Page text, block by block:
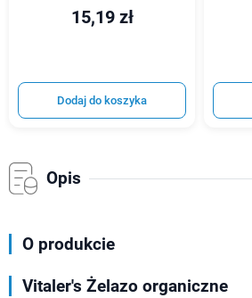
15,19 zł
Dodaj do koszyka
Opis
O produkcie
Vitaler's Żelazo organiczne